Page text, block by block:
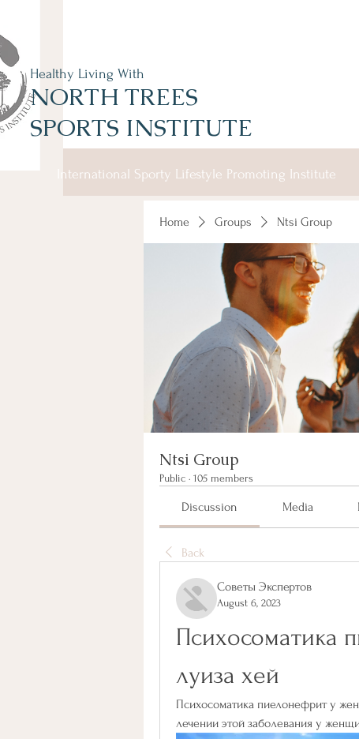
Healthy Living With
NORTH TREES
SPORTS INSTITUTE
International Sporty Lifestyle Promoting Institute
Home Groups Ntsi Group
Ntsi Group
Public · 105 members
Discussion Media
Back
Советы Экспертов
August 6, 2023
Психосоматика
луиза хей
Психосоматика пиелонефрит у
лечении этой заболевания у